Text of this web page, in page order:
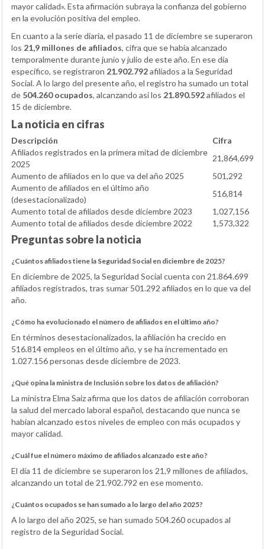
mayor calidad». Esta afirmación subraya la confianza del gobierno
en la evolución positiva del empleo.
En cuanto a la serie diaria, el pasado 11 de diciembre se superaron
los 21,9 millones de afiliados, cifra que se había alcanzado
temporalmente durante junio y julio de este año. En ese día
específico, se registraron 21.902.792afiliados a la Seguridad
Social. A lo largo del presente año, el registro ha sumado un total
de 504.260 ocupados, alcanzando así los 21.890.592afiliados el
15 de diciembre.
La noticia en cifras
Descripción
Cifra
Afiliados registrados en la primera mitad de diciembre
2025
21,864,699
Aumento de afiliados en lo que va del año 2025
501,292
Aumento de afiliados en el último año
(desestacionalizado)
516,814
Aumento total de afiliados desde diciembre 2023
1,027,156
Aumento total de afiliados desde diciembre 2022
1,573,322
Preguntas sobre la noticia
¿Cuántos afiliados tiene la Seguridad Social en diciembre de 2025?
En diciembre de 2025, la Seguridad Social cuenta con 21.864.699
afiliados registrados, tras sumar 501.292 afiliados en lo que va del
año.
¿Cómo ha evolucionado el número de afiliados en el último año?
En términos desestacionalizados, la afiliación ha crecido en
516.814 empleos en el último año, y se ha incrementado en
1.027.156 personas desde diciembre de 2023.
¿Qué opina la ministra de Inclusión sobre los datos de afiliación?
La ministra Elma Saiz afirma que los datos de afiliación corroboran
la salud del mercado laboral español, destacando que nunca se
habían alcanzado estos niveles de empleo con más ocupados y
mayor calidad.
¿Cuál fue el número máximo de afiliados alcanzado este año?
El día 11 de diciembre se superaron los 21,9 millones de afiliados,
alcanzando un total de 21.902.792 en ese momento.
¿Cuántos ocupados se han sumado a lo largo del año 2025?
A lo largo del año 2025, se han sumado 504.260 ocupados al
registro de la Seguridad Social.